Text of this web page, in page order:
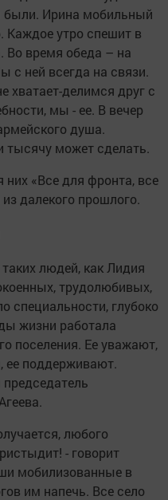
были. Ирина мобильный
Каждое утро спешит в
Во время обеда – на
с ней всегда на связи.
хватает-делимся друг с
мы - ее. В вечер
душа.
тысячу может сделать.
«Все для фронта, все
далекого прошлого.
людей, как Лидия
трудолюбивых,
специальности, глубоко
жизни работала
поселения. Ее уважают,
ее поддерживают.
любого
- говорит
мобилизованные в
им напечь. Все село